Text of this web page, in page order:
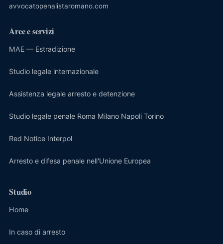
avvocatopenalistaromano.com
Aree e servizi
MAE — Estradizione
Studio legale internazionale
Assistenza legale arresto e detenzione
Studio legale penale Roma Milano Napoli Torino
Red Notice Interpol
Arresto e difesa penale nell'Unione Europea
Studio
Home
In caso di arresto